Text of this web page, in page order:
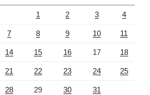
1 2 3 4
7 8 9 10 11
14 15 16 17 18
21 22 23 24 25
28 29 30 31